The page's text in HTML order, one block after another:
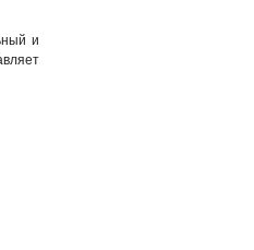
и